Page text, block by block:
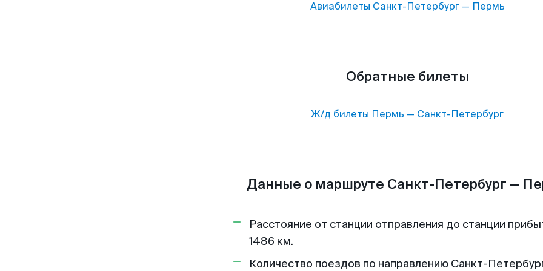
Авиабилеты Санкт-Петербург— Пермь
Обратные билеты
Ж/д билеты Пермь — Санкт-Петербург
Данные о маршруте Санкт-Петербург —
Расстояние от станции отправления до станции
1486 км.
Количество поездов по направлению Санкт-